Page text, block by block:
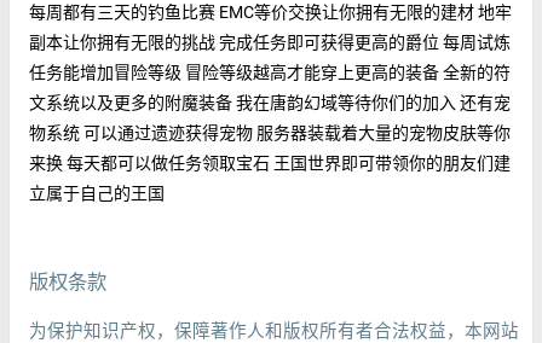
每周都有三天的钓鱼比赛 EMC等价交换让你拥有无限的建材 地牢
副本让你拥有无限的挑战 完成任务即可获得更高的爵位 每周试炼
任务能增加冒险等级 冒险等级越高才能穿上更高的装备 全新的符
文系统以及更多的附魔装备 我在唐韵幻域等待你们的加入 还有宠
物系统 可以通过遗迹获得宠物 服务器装载着大量的宠物皮肤等你
来换 每天都可以做任务领取宝石 王国世界即可带领你的朋友们建
立属于自己的王国
版权条款
为保护知识产权，保障著作人和版权所有者合法权益，本网站